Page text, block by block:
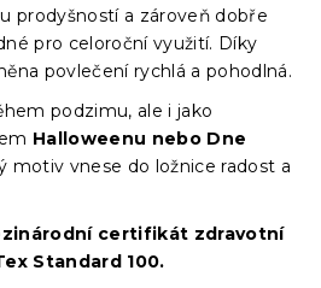
prodyšností a zároveň dobře
pro celoroční využití. Díky
povlečení rychlá a pohodlná.
podzimu, ale i jako
Halloweenu nebo Dne
motiv vnese do ložnice radost a
certifikát zdravotní
Standard 100.